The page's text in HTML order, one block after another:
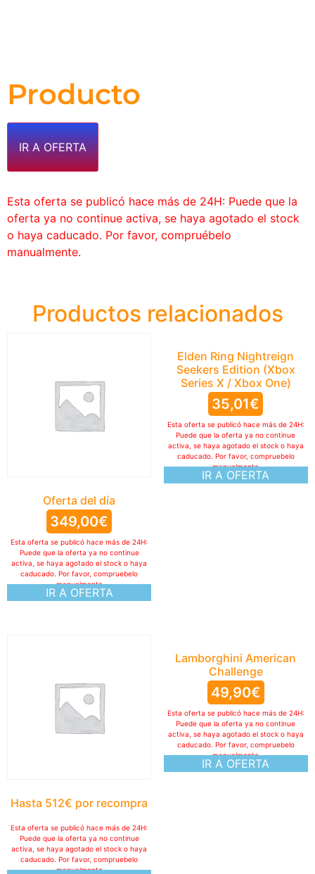
Producto
IR A OFERTA
Esta oferta se publicó hace más de 24H: Puede que la
oferta ya no continue activa, se haya agotado el stock
o haya caducado. Por favor, compruébelo
manualmente.
Productos relacionados
Oferta del día
349,00€
IR A OFERTA
Esta oferta se publicó hace más de 24H:
Puede que la oferta ya no continue
activa, se haya agotado el stock o haya
caducado. Por favor, compruebelo
manualmente
Elden Ring Nightreign
Seekers Edition (Xbox
Series X / Xbox One)
35,01€
IR A OFERTA
Esta oferta se publicó hace más de 24H:
Puede que la oferta ya no continue
activa, se haya agotado el stock o haya
caducado. Por favor, compruebelo
manualmente
Hasta 512€ por recompra
Esta oferta se publicó hace más de 24H:
Puede que la oferta ya no continue
activa, se haya agotado el stock o haya
caducado. Por favor, compruebelo
manualmente
Lamborghini American
Challenge
49,90€
IR A OFERTA
Esta oferta se publicó hace más de 24H:
Puede que la oferta ya no continue
activa, se haya agotado el stock o haya
caducado. Por favor, compruebelo
manualmente